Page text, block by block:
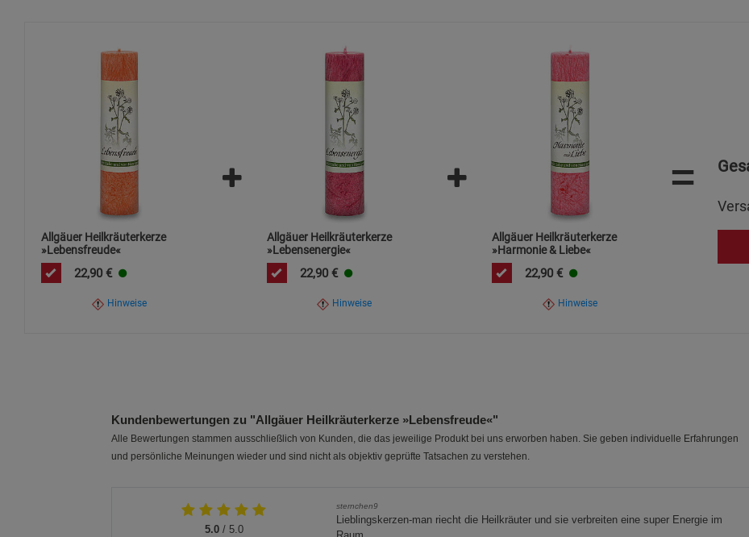
Allgäuer Heilkräuterkerze
»Lebensfreude«
22,90 €
Hinweise
Allgäuer Heilkräuterkerze
»Lebensenergie«
22,90 €
Hinweise
Allgäuer Heilkräuterkerze
»Harmonie & Liebe«
22,90 €
Hinweise
=
Kundenbewertungen zu "Allgäuer Heilkräuterkerze »Lebensfreude«"
Alle Bewertungen stammen ausschließlich von Kunden, die das jeweilige Produkt bei uns erworben haben. Sie geben individuelle Erfahrungen
und persönliche Meinungen wieder und sind nicht als objektiv geprüfte Tatsachen zu verstehen.
5.0/ 5.0
sternchen9
Lieblingskerzen-man riecht die Heilkräuter und sie verbreiten eine super Energie im
Cookie-Informationen anzeigen
Cookie-Informationenanzeigen
Datenschutzerklärung